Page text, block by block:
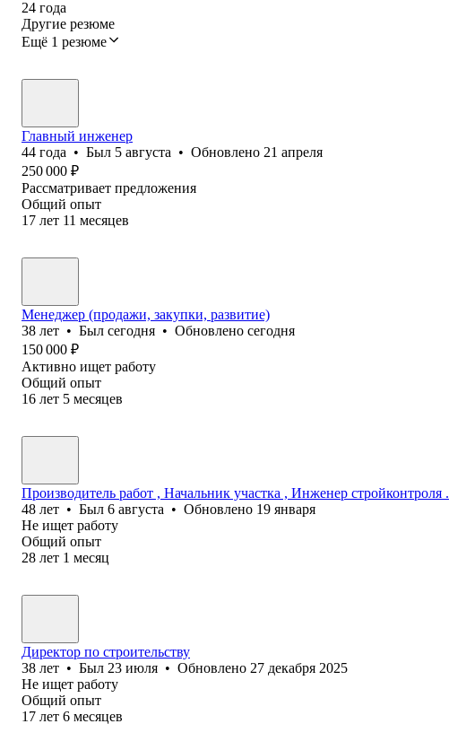
24 года
Другие резюме
Ещё 1 резюме
Главный инженер
44 года • Был 5 августа • Обновлено 21 апреля
250 000 ₽
Рассматривает предложения
Общий опыт
17 лет 11 месяцев
Менеджер (продажи, закупки, развитие)
38 лет • Был сегодня • Обновлено сегодня
150 000 ₽
Активно ищет работу
Общий опыт
16 лет 5 месяцев
Производитель работ , Начальник участка , Инженер стройконтроля .
48 лет • Был 6 августа • Обновлено 19 января
Не ищет работу
Общий опыт
28 лет 1 месяц
Директор по строительству
38 лет • Был 23 июля • Обновлено 27 декабря 2025
Не ищет работу
Общий опыт
17 лет 6 месяцев